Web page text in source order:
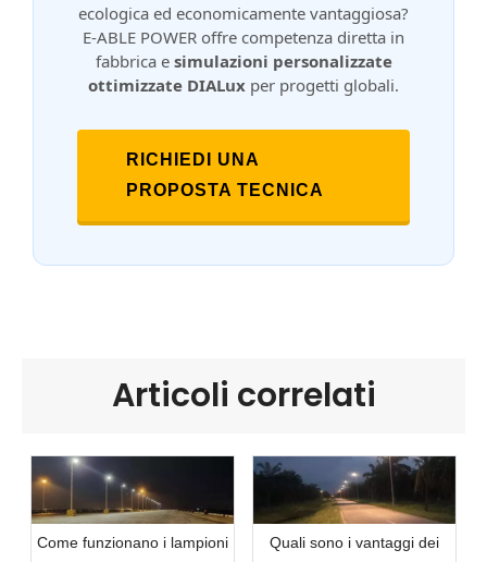
ecologica ed economicamente vantaggiosa?
E-ABLE POWER offre competenza diretta in
fabbrica e simulazioni personalizzate
ottimizzate DIALux per progetti globali.
RICHIEDI UNA
PROPOSTA TECNICA
Articoli correlati
Come funzionano i lampioni
Quali sono i vantaggi dei